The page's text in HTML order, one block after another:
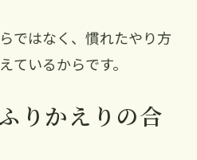
ではなく、慣れたやり方
ているからです。
りかえりの合